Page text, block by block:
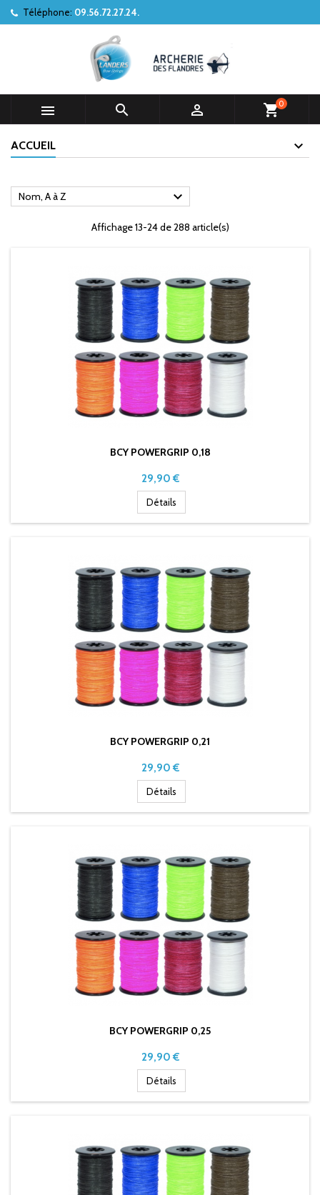
Téléphone: 09.56.72.27.24.
   shopping_cart0
ACCUEIL
Nom, A à Z 
Affichage 13-24 de 288 article(s)
BCY POWERGRIP 0,18
Prix
29,90 €
Détails
BCY POWERGRIP 0,21
Prix
29,90 €
Détails
BCY POWERGRIP 0,25
Prix
29,90 €
Détails